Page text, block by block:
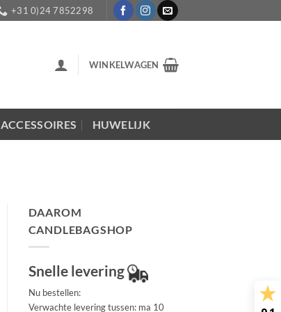
+31 0)24 7852298
WINKELWAGEN
ACCESSOIRES HUWELIJK
DAAROM
CANDLEBAGSHOP
Snelle levering
Nu bestellen:
Verwachte levering tussen: ma 10